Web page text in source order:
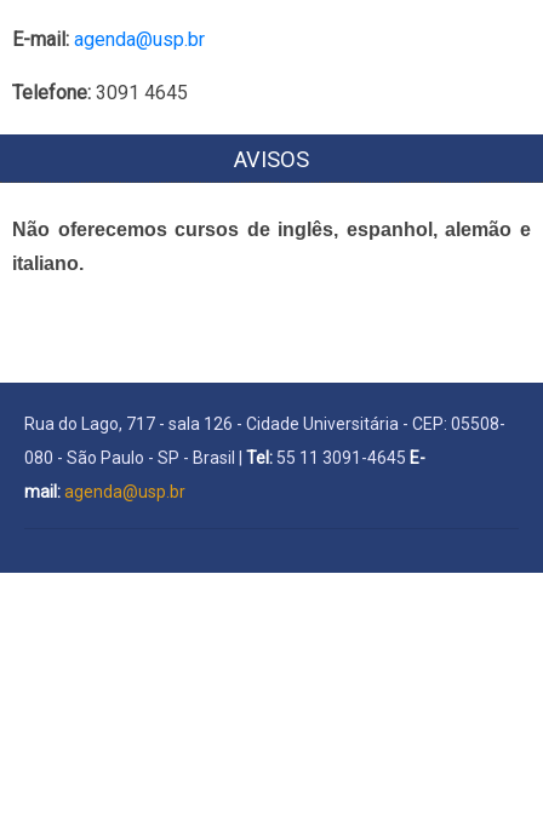
E-mail: agenda@usp.br
Telefone: 3091 4645
AVISOS
Não oferecemos cursos de inglês, espanhol, alemão e
italiano.
Rua do Lago, 717 - sala 126 - Cidade Universitária - CEP: 05508-
080 - São Paulo - SP - Brasil | Tel: 55 11 3091-4645 E-
mail:agenda@usp.br